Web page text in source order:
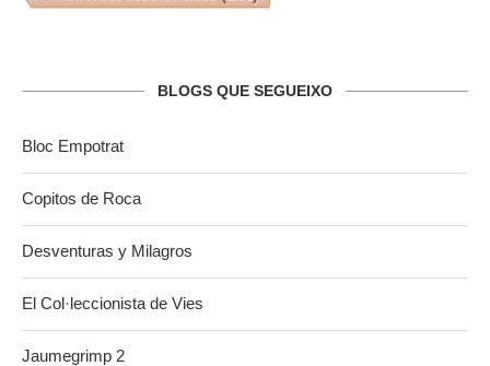
BLOGS QUE SEGUEIXO
Bloc Empotrat
Copitos de Roca
Desventuras y Milagros
El Col·leccionista de Vies
Jaumegrimp 2